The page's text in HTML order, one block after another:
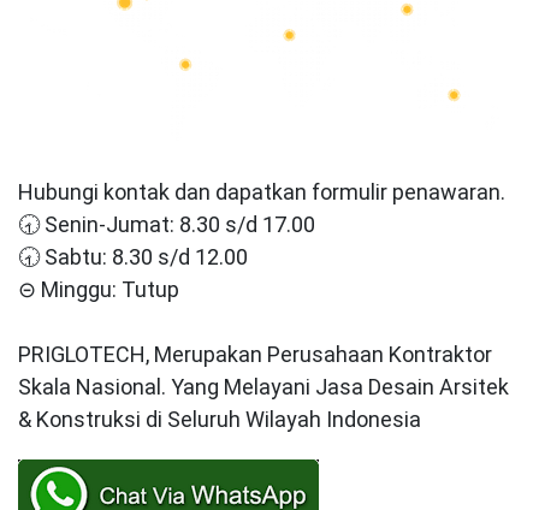
Hubungi kontak dan dapatkan formulir penawaran.
🕣 Senin-Jumat: 8.30 s/d 17.00
🕣 Sabtu: 8.30 s/d 12.00
⊝ Minggu: Tutup
PRIGLOTECH, Merupakan Perusahaan Kontraktor
Skala Nasional. Yang Melayani Jasa Desain Arsitek
& Konstruksi di Seluruh Wilayah Indonesia